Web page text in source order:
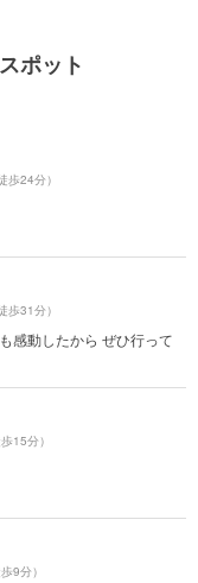
ポット
歩24分）
歩31分）
感動したから ぜひ行って
歩15分）
歩9分）